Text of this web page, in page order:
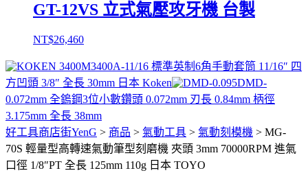
GT-12VS 立式氣壓攻牙機 台製
NT$26,460
3400A-11/16 標準英制6角手動套筒 11/16″ 四
方凹頭 3/8″ 全長 30mm 日本 Koken
DMD-
0.072mm 全鎢鋼3位小數鑽頭 0.072mm 刃長 0.84mm 柄徑
3.175mm 全長 38mm
好工具商店街YenG > 商品 > 氣動工具 > 氣動刻模機 > MG-
70S 輕量型高轉速氣動筆型刻磨機 夾頭 3mm 70000RPM 進氣
口徑 1/8″PT 全長 125mm 110g 日本 TOYO